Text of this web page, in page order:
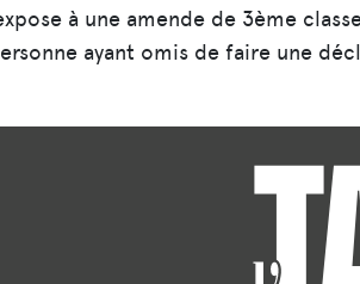
à une amende de 3ème
ayant omis de faire une